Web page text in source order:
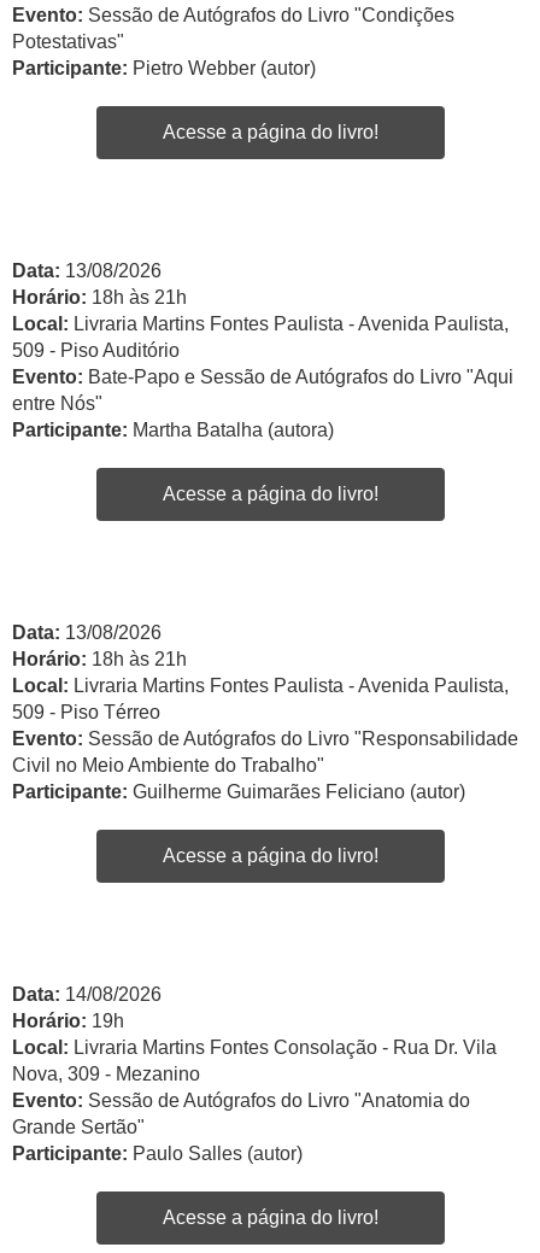
Evento: Sessão de Autógrafos do Livro "Condições
Potestativas"
Participante: Pietro Webber (autor)
Acesse a página do livro!
Data: 13/08/2026
Horário: 18h às 21h
Local: Livraria Martins Fontes Paulista - Avenida Paulista,
509 - Piso Auditório
Evento: Bate-Papo e Sessão de Autógrafos do Livro "Aqui
entre Nós"
Participante: Martha Batalha (autora)
Acesse a página do livro!
Data: 13/08/2026
Horário: 18h às 21h
Local: Livraria Martins Fontes Paulista - Avenida Paulista,
509 - Piso Térreo
Evento: Sessão de Autógrafos do Livro "Responsabilidade
Civil no Meio Ambiente do Trabalho"
Participante: Guilherme Guimarães Feliciano (autor)
Acesse a página do livro!
Data: 14/08/2026
Horário: 19h
Local: Livraria Martins Fontes Consolação - Rua Dr. Vila
Nova, 309 - Mezanino
Evento: Sessão de Autógrafos do Livro "Anatomia do
Grande Sertão"
Participante: Paulo Salles (autor)
Acesse a página do livro!